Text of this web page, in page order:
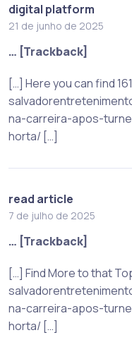
digital platform
21 de junho de 2025
… [Trackback]
[…] Here you can find
na-carreira-apos-
horta/ […]
read article
7 de julho de 2025
… [Trackback]
[…] Find More to that
na-carreira-apos-
horta/ […]